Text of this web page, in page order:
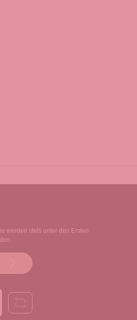
werden stets unter den Ersten